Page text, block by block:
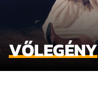
VŐLEGÉNY